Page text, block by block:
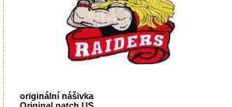
originální nášivka